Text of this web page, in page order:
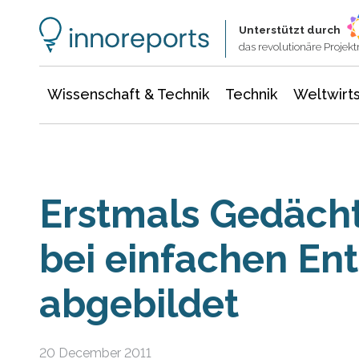
Unterstützt durch
das revolutionäre
Wissenschaft & Technik Technik
Erstmals
bei einfachen
abgebildet
20 December 2011